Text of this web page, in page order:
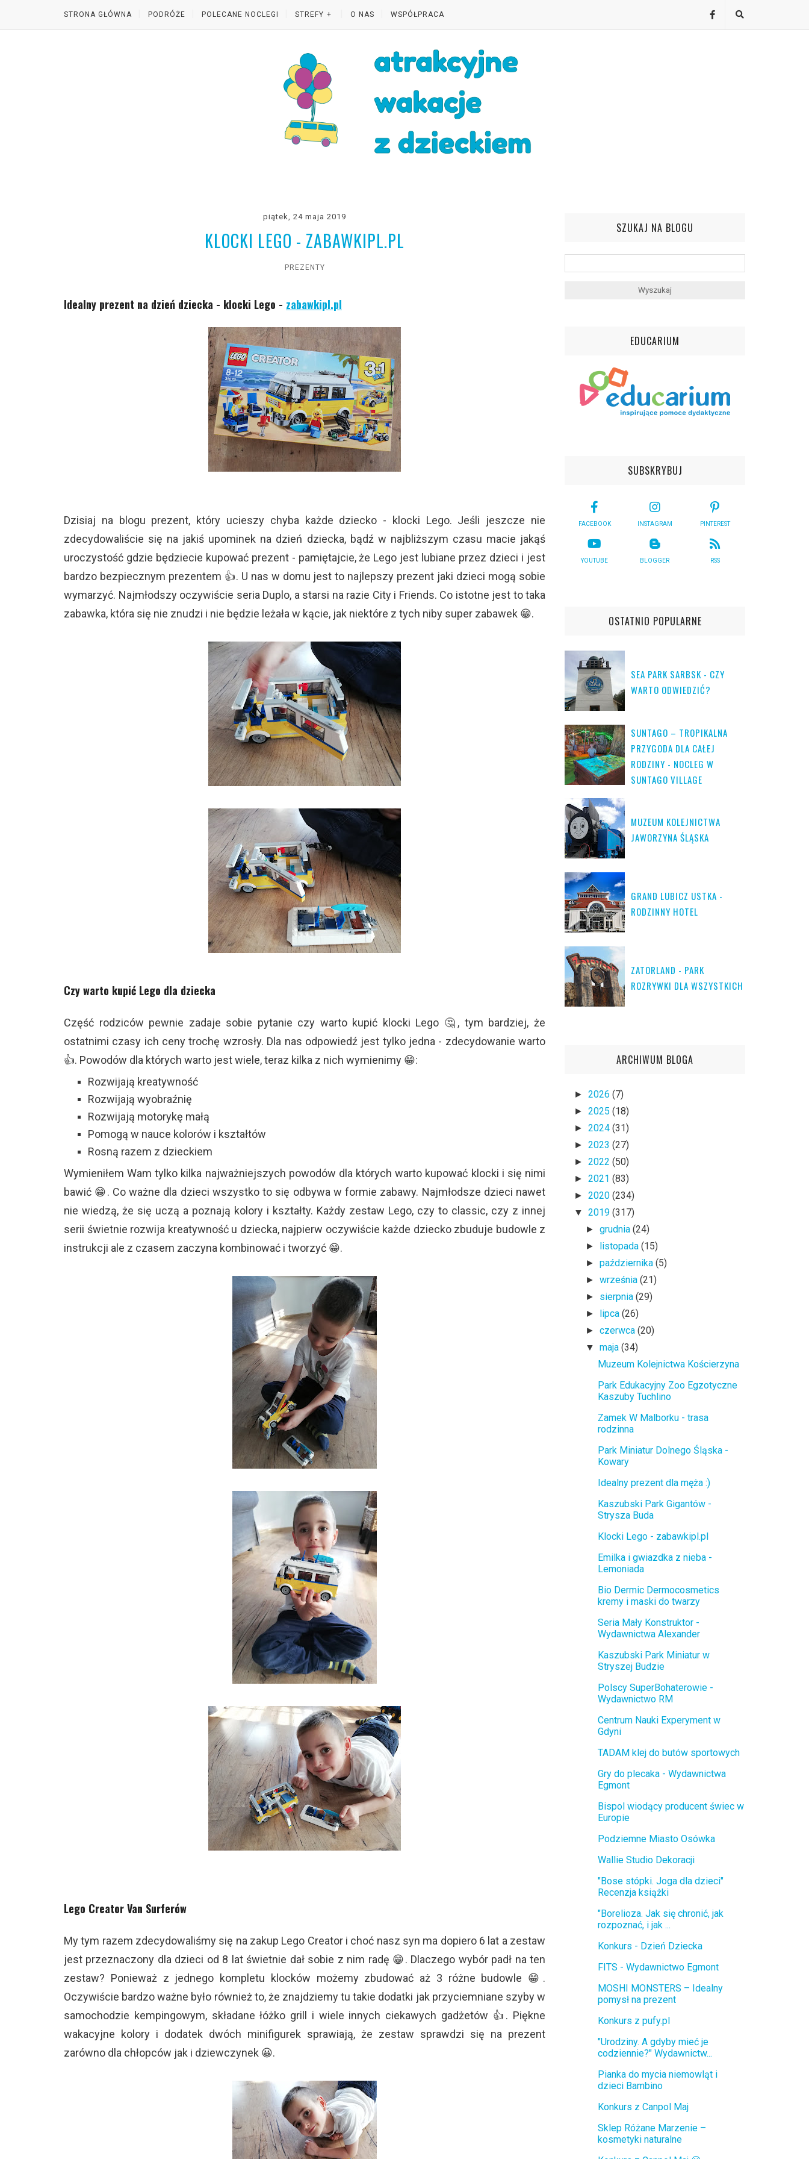
STRONA GŁÓWNA PODRÓŻE POLECANE NOCLEGI STREFY O NAS WSPÓŁPRACA
piątek, 24 maja 2019
KLOCKI LEGO - ZABAWKIPL.PL
PREZENTY
Idealny prezent na dzień dziecka - klocki Lego - zabawkipl.pl
Dzisiaj na blogu prezent, który ucieszy chyba każde dziecko - klocki Lego. Jeśli jeszcze nie
zdecydowaliście się na jakiś upominek na dzień dziecka, bądź w najbliższym czasu macie jakąś
uroczystość gdzie będziecie kupować prezent - pamiętajcie, że Lego jest lubiane przez dzieci i jest
bardzo bezpiecznym prezentem 👍. U nas w domu jest to najlepszy prezent jaki dzieci mogą sobie
wymarzyć. Najmłodszy oczywiście seria Duplo, a starsi na razie City i Friends. Co istotne jest to taka
zabawka, która się nie znudzi i nie będzie leżała w kącie, jak niektóre z tych niby super zabawek 😁.
Czy warto kupić Lego dla dziecka
Część rodziców pewnie zadaje sobie pytanie czy warto kupić klocki Lego 🤔, tym bardziej, że
ostatnimi czasy ich ceny trochę wzrosły. Dla nas odpowiedź jest tylko jedna - zdecydowanie warto
👍. Powodów dla których warto jest wiele, teraz kilka z nich wymienimy 😁:
Rozwijają kreatywność
Rozwijają wyobraźnię
Rozwijają motorykę małą
Pomogą w nauce kolorów i kształtów
Rosną razem z dzieckiem
Wymieniłem Wam tylko kilka najważniejszych powodów dla których warto kupować klocki i się nimi
bawić 😁. Co ważne dla dzieci wszystko to się odbywa w formie zabawy. Najmłodsze dzieci nawet
nie wiedzą, że się uczą a poznają kolory i kształty. Każdy zestaw Lego, czy to classic, czy z innej
serii świetnie rozwija kreatywność u dziecka, najpierw oczywiście każde dziecko zbuduje budowle z
instrukcji ale z czasem zaczyna kombinować i tworzyć 😁.
Lego Creator Van Surferów
My tym razem zdecydowaliśmy się na zakup Lego Creator i choć nasz syn ma dopiero 6 lat a zestaw
jest przeznaczony dla dzieci od 8 lat świetnie dał sobie z nim radę 😁. Dlaczego wybór padł na ten
zestaw? Ponieważ z jednego kompletu klocków możemy zbudować aż 3 różne budowle 😁.
Oczywiście bardzo ważne było również to, że znajdziemy tu takie dodatki jak przyciemniane szyby w
samochodzie kempingowym, składane łóżko grill i wiele innych ciekawych gadżetów 👍. Piękne
wakacyjne kolory i dodatek dwóch minifigurek sprawiają, że zestaw sprawdzi się na prezent
zarówno dla chłopców jak i dziewczynek 😀.
SZUKAJ NA BLOGU
EDUCARIUM
SUBSKRYBUJ
FACEBOOK INSTAGRAM PINTEREST
YOUTUBE BLOGGER RSS
OSTATNIO POPULARNE
SEA PARK SARBSK - CZY
WARTO ODWIEDZIĆ?
SUNTAGO – TROPIKALNA
PRZYGODA DLA CAŁEJ
RODZINY - NOCLEG W
SUNTAGO VILLAGE
MUZEUM KOLEJNICTWA
JAWORZYNA ŚLĄSKA
GRAND LUBICZ USTKA -
RODZINNY HOTEL
ZATORLAND - PARK
ROZRYWKI DLA WSZYSTKICH
ARCHIWUM BLOGA
► 2026 (7)
► 2025 (18)
► 2024 (31)
► 2023 (27)
► 2022 (50)
► 2021 (83)
► 2020 (234)
▼ 2019 (317)
►grudnia(24)
► listopada(15)
►października(5)
►września(21)
► sierpnia(29)
► lipca(26)
►czerwca(20)
▼maja(34)
Muzeum Kolejnictwa Kościerzyna
Park Edukacyjny Zoo Egzotyczne
Kaszuby Tuchlino
Zamek W Malborku - trasa
rodzinna
Park Miniatur Dolnego Śląska -
Kowary
Idealny prezent dla męża :)
Kaszubski Park Gigantów -
Strysza Buda
Klocki Lego - zabawkipl.pl
Emilka i gwiazdka z nieba -
Lemoniada
Bio Dermic Dermocosmetics
kremy i maski do twarzy
Seria Mały Konstruktor -
Wydawnictwa Alexander
Kaszubski Park Miniatur w
Stryszej Budzie
Polscy SuperBohaterowie -
Wydawnictwo RM
Centrum Nauki Experyment w
Gdyni
TADAM klej do butów sportowych
Gry do plecaka - Wydawnictwa
Egmont
Bispol wiodący producent świec w
Europie
Podziemne Miasto Osówka
Wallie Studio Dekoracji
"Bose stópki. Joga dla dzieci"
Recenzja książki
"Borelioza. Jak się chronić, jak
rozpoznać, i jak ...
Konkurs - Dzień Dziecka
FITS - Wydawnictwo Egmont
MOSHI MONSTERS – Idealny
pomysł na prezent
Konkurs z pufy.pl
"Urodziny. A gdyby mieć je
codziennie?" Wydawnictw...
Pianka do mycia niemowląt i
dzieci Bambino
Konkurs z Canpol Maj
Sklep Różane Marzenie –
kosmetyki naturalne